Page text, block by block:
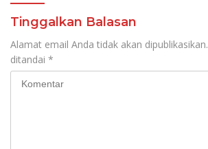
Tinggalkan Balasan
Alamat email Anda tidak akan dipublikasikan.
ditandai *